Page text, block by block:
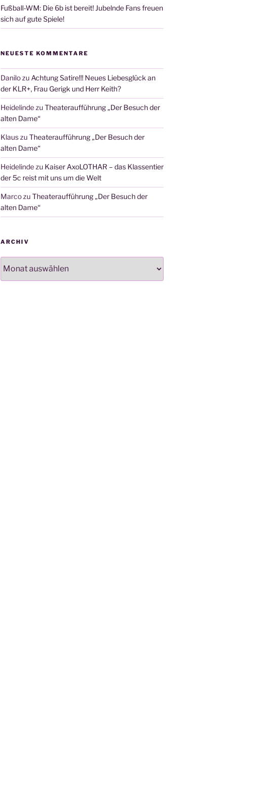
Fußball-WM: Die 6b ist bereit! Jubelnde Fans freuen
sich auf gute Spiele!
NEUESTE KOMMENTARE
Danilozu Achtung Satire!!! Neues Liebesglück an
der KLR+, Frau Gerigk und Herr Keith?
Heidelindezu Theateraufführung „Der Besuch der
alten Dame“
Klauszu Theateraufführung „Der Besuch der
alten Dame“
Heidelindezu Kaiser AxoLOTHAR – das Klassentier
der 5c reist mit uns um die Welt
Marcozu Theateraufführung „Der Besuch der
alten Dame“
ARCHIV